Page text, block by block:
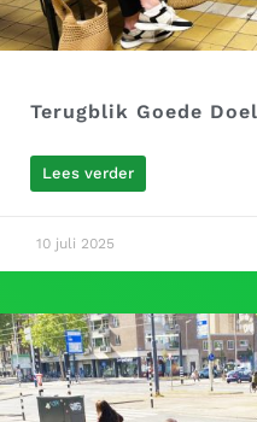
Terugblik Goede
Lees verder
10 juli 2025